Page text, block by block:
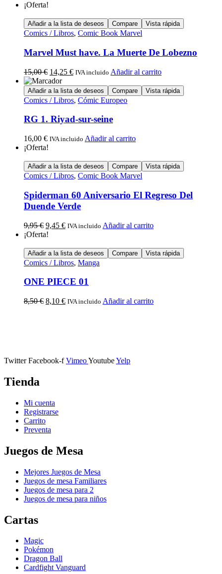
¡Oferta!
Añadir a la lista de deseos Compare Vista rápida
Comics / Libros, Comic Book Marvel
Marvel Must have. La Muerte De Lobezno
15,00€ 14,25 € IVA incluido Añadir al carrito
Añadir a la lista de deseos Compare Vista rápida
Comics / Libros, Cómic Europeo
RG 1. Riyad-sur-seine
16,00 € IVA incluido Añadir al carrito
¡Oferta!
Añadir a la lista de deseos Compare Vista rápida
Comics / Libros, Comic Book Marvel
Spiderman 60 Aniversario El Regreso Del
Duende Verde
9,95€ 9,45 € IVA incluido Añadir al carrito
¡Oferta!
Añadir a la lista de deseos Compare Vista rápida
Comics / Libros, Manga
ONE PIECE 01
8,50€ 8,10 € IVA incluido Añadir al carrito
Twitter Facebook-f VimeoYoutubeYelp
Tienda
Mi cuenta
Registrarse
Carrito
Preventa
Juegos de Mesa
Mejores Juegos de Mesa
Juegos de mesa Familiares
Juegos de mesa para 2
Juegos de mesa para niños
Cartas
Magic
Pokémon
Dragon Ball
Cardfight Vanguard